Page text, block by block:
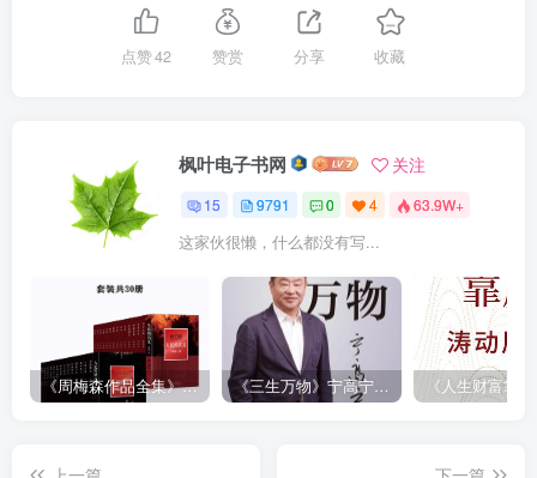
点赞42 赞赏 分享 收藏
枫叶电子书网 关注
15 9791 0 4 63.9W+
这家伙很懒，什么都没有写...
《周梅森作品全集》[共30册] 《三生万物》宁高宁（epub+mobi+azw3+pdf）